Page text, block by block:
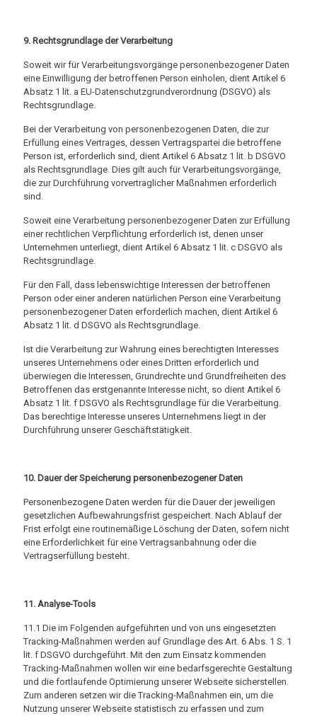
9. Rechtsgrundlage der Verarbeitung
Soweit wir für Verarbeitungsvorgänge personenbezogener Daten
eine Einwilligung der betroffenen Person einholen, dient Artikel 6
Absatz 1 lit. a EU-Datenschutzgrundverordnung (DSGVO) als
Rechtsgrundlage.
Bei der Verarbeitung von personenbezogenen Daten, die zur
Erfüllung eines Vertrages, dessen Vertragspartei die betroffene
Person ist, erforderlich sind, dient Artikel 6 Absatz 1 lit. b DSGVO
als Rechtsgrundlage. Dies gilt auch für Verarbeitungsvorgänge,
die zur Durchführung vorvertraglicher Maßnahmen erforderlich
sind.
Soweit eine Verarbeitung personenbezogener Daten zur Erfüllung
einer rechtlichen Verpflichtung erforderlich ist, denen unser
Unternehmen unterliegt, dient Artikel 6 Absatz 1 lit. c DSGVO als
Rechtsgrundlage.
Für den Fall, dass lebenswichtige Interessen der betroffenen
Person oder einer anderen natürlichen Person eine Verarbeitung
personenbezogener Daten erforderlich machen, dient Artikel 6
Absatz 1 lit. d DSGVO als Rechtsgrundlage.
Ist die Verarbeitung zur Wahrung eines berechtigten Interesses
unseres Unternehmens oder eines Dritten erforderlich und
überwiegen die Interessen, Grundrechte und Grundfreiheiten des
Betroffenen das erstgenannte Interesse nicht, so dient Artikel 6
Absatz 1 lit. f DSGVO als Rechtsgrundlage für die Verarbeitung.
Das berechtige Interesse unseres Unternehmens liegt in der
Durchführung unserer Geschäftstätigkeit.
10. Dauer der Speicherung personenbezogener Daten
Personenbezogene Daten werden für die Dauer der jeweiligen
gesetzlichen Aufbewahrungsfrist gespeichert. Nach Ablauf der
Frist erfolgt eine routinemäßige Löschung der Daten, sofern nicht
eine Erforderlichkeit für eine Vertragsanbahnung oder die
Vertragserfüllung besteht.
11. Analyse-Tools
11.1 Die im Folgenden aufgeführten und von uns eingesetzten
Tracking-Maßnahmen werden auf Grundlage des Art. 6 Abs. 1 S. 1
lit. f DSGVO durchgeführt. Mit den zum Einsatz kommenden
Tracking-Maßnahmen wollen wir eine bedarfsgerechte Gestaltung
und die fortlaufende Optimierung unserer Webseite sicherstellen.
Zum anderen setzen wir die Tracking-Maßnahmen ein, um die
Nutzung unserer Webseite statistisch zu erfassen und zum